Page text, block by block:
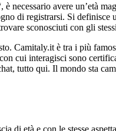
necessario avere un’età
di registrarsi. Si
sconosciuti con gli
Camitaly.it è tra i più
cui interagisci sono
tutto qui. Il mondo sta
di età e con le stesse